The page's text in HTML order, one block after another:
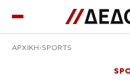
ΑΡΧΙΚΉ SPORTS